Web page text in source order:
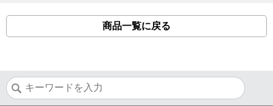
商品一覧に戻る